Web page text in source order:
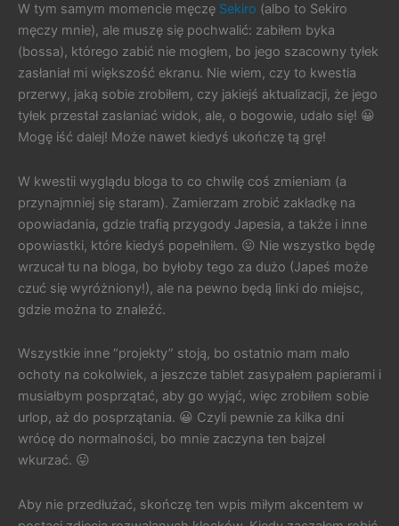
W tym samym momencie męczę Sekiro (albo to Sekiro
męczy mnie), ale muszę się pochwalić: zabiłem byka
(bossa), którego zabić nie mogłem, bo jego szacowny tyłek
zasłaniał mi większość ekranu. Nie wiem, czy to kwestia
przerwy, jaką sobie zrobiłem, czy jakiejś aktualizacji, że jego
tyłek przestał zasłaniać widok, ale, o bogowie, udało się! 😀
Mogę iść dalej! Może nawet kiedyś ukończę tą grę!
W kwestii wyglądu bloga to co chwilę coś zmieniam (a
przynajmniej się staram). Zamierzam zrobić zakładkę na
opowiadania, gdzie trafią przygody Japesia, a także i inne
opowiastki, które kiedyś popełniłem. 😛 Nie wszystko będę
wrzucał tu na bloga, bo byłoby tego za dużo (Japeś może
czuć się wyróżniony!), ale na pewno będą linki do miejsc,
gdzie można to znaleźć.
Wszystkie inne “projekty” stoją, bo ostatnio mam mało
ochoty na cokolwiek, a jeszcze tablet zasypałem papierami i
musiałbym posprzątać, aby go wyjąć, więc zrobiłem sobie
urlop, aż do posprzątania. 😀 Czyli pewnie za kilka dni
wrócę do normalności, bo mnie zaczyna ten bajzel
wkurzać. 😛
Aby nie przedłużać, skończę ten wpis miłym akcentem w